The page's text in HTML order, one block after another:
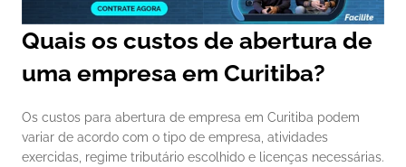
Quais os custos de abertura de
uma empresa em Curitiba?
Os custos para abertura de empresa em Curitiba podem
variar de acordo com o tipo de empresa, atividades
exercidas, regime tributário escolhido e licenças necessárias.